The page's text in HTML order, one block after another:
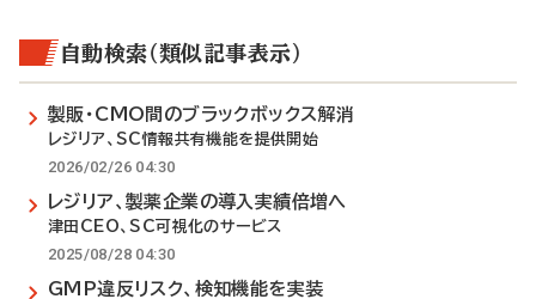
自動検索（類似記事表示）
製販・CMO間のブラックボックス解消
レジリア、SC情報共有機能を提供開始
2026/02/26 04:30
レジリア、製薬企業の導入実績倍増へ
津田CEO、SC可視化のサービス
2025/08/28 04:30
GMP違反リスク、検知機能を実装